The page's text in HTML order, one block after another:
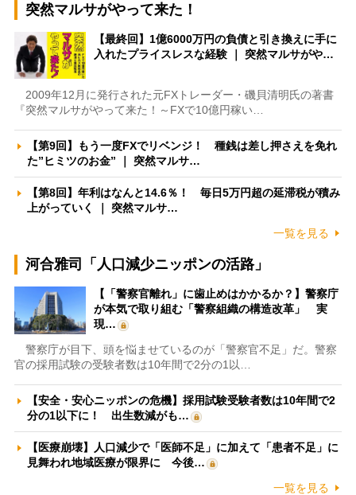
突然マルサがやって来た！
【最終回】1億6000万円の負債と引き換えに手に
入れたプライスレスな経験 ｜ 突然マルサがや…
2009年12月に発行された元FXトレーダー・磯貝清明氏の著書
『突然マルサがやって来た！～FXで10億円稼い…
【第9回】もう一度FXでリベンジ！ 種銭は差し押さえを免れ
た”ヒミツのお金” ｜ 突然マルサ…
【第8回】年利はなんと14.6％！ 毎日5万円超の延滞税が積み
上がっていく ｜ 突然マルサ…
一覧を見る
河合雅司「人口減少ニッポンの活路」
【「警察官離れ」に歯止めはかかるか？】警察庁
が本気で取り組む「警察組織の構造改革」 実
現…
警察庁が目下、頭を悩ませているのが「警察官不足」だ。警察
官の採用試験の受験者数は10年間で2分の1以…
【安全・安心ニッポンの危機】採用試験受験者数は10年間で2
分の1以下に！ 出生数減がも…
【医療崩壊】人口減少で「医師不足」に加えて「患者不足」に
見舞われ地域医療が限界に 今後…
一覧を見る